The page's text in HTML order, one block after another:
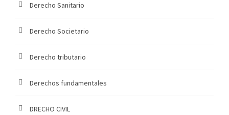
Derecho Sanitario
Derecho Societario
Derecho tributario
Derechos fundamentales
DRECHO CIVIL